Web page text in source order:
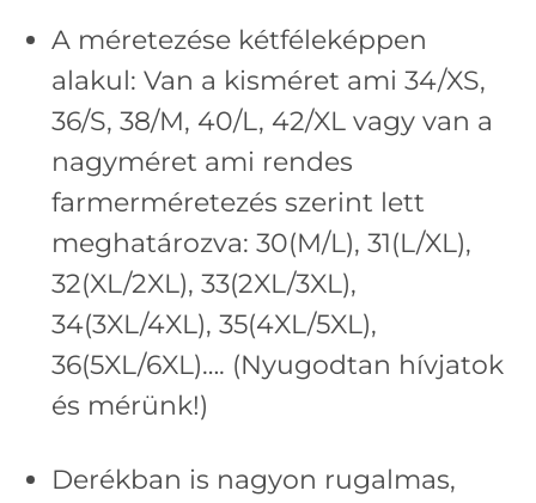
A méretezése kétféleképpen
alakul: Van a kisméret ami 34/XS,
36/S, 38/M, 40/L, 42/XL vagy van a
nagyméret ami rendes
farmerméretezés szerint lett
meghatározva: 30(M/L), 31(L/XL),
32(XL/2XL), 33(2XL/3XL),
34(3XL/4XL), 35(4XL/5XL),
36(5XL/6XL)…. (Nyugodtan hívjatok
és mérünk!)
Derékban is nagyon rugalmas,